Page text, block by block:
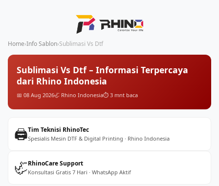
Home›Info Sablon›Sublimasi Vs Dtf
Sublimasi Vs Dtf – Informasi Terpercaya
dari Rhino Indonesia
📅 08 Aug 2026🦏 Rhino Indonesia⏱️ 3 mnt baca
🖨️Tim Teknisi RhinoTec
Spesialis Mesin DTF & Digital Printing · Rhino Indonesia
🦏RhinoCare Support
Konsultasi Gratis 7 Hari · WhatsApp Aktif